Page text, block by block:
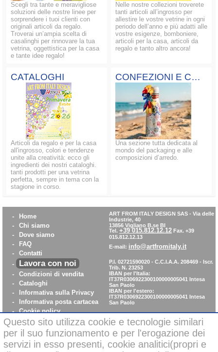
Scegli tra tante e meravigliose
soluzioni delle nostre linee per
sorprendere i tuoi clienti con
originali articoli da regalo.
Troverai un’ampia scelta di
casalinghi per rinnovare la tua
vetrina, oggettistica per la casa
e tante idee regalo!
Nelle nostre collezioni troverete
tanti articoli all’ingrosso per
allestire le vostre vetrine in ogni
periodo dell’anno e più adatti alle
vostre esigenze, bomboniere,
articoli per la casa, articoli da
regalo e tanto altro ancora!
CATALOGHI
Articoli da regalo e per la casa
all'ingrosso, colori e tendenze
unite alla creatività: ecco gli
ingredienti dei nostri cataloghi.
tanti prodotti per una vetrina
perfetta, sempre in tema con la
stagione in corso.
CONFEZIONI E COMPOSIZIONI
Una sezione tutta dedicata al
mondo del packaging e alle
composizioni d’arredo.
-
Home
-
Chi siamo
-
Dove siamo
-
FAQ
-
Contatti
-
Lavora con noi
-
Condizioni di vendita
-
Cataloghi
-
Informativa sulla Privacy
-
Informativa posta cartacea
- Cookie policy
- WhistleBlowing
Parità di Genere
ART FROM ITALY DESIGN SAS - Via delle
Industrie, 40
13856 Vigliano B.se BI
Tel. +39 015.812.12.12 Fax. +39
015.812.12.13
E-mail: info@artfromitaly.it
P.I. 02721590020 - C.C.I.A.A. 208469 - Iscr.
Trib. N. 23253
IBAN per l'Italia:
IT37R0306922300100000005041 Intesa
San Paolo
IBAN per l'estero:
IT37R0306922300100000005041 Intesa
San Paolo
Questo sito utilizza cookie e tecnologie similari
per il suo funzionamento e per l'erogazione dei
servizi in esso presenti, cookie analitici(propri e